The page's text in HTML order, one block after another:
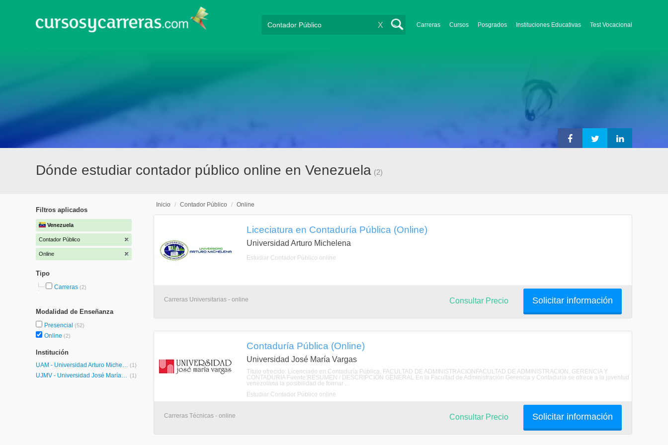
Carreras Cursos Posgrados Instituciones Educativas Test Vocacional
X
Dónde estudiar contador público online en Venezuela (2)
Filtros aplicados
Venezuela
Contador Público
Online
Tipo
Carreras (2)
Modalidad de Enseñanza
Presencial (52)
Online (2)
Institución
UAM - Universidad Arturo Michelena (1)
UJMV - Universidad José María Vargas (1)
Inicio / Contador Público / Online
Liceciatura en Contaduría Pública (Online)
Universidad Arturo Michelena
Estudiar Contador Público online
Carreras Universitarias - online Solicitar información
Consultar Precio
Contaduría Pública (Online)
Universidad José María Vargas
Título ofrecido: Licenciado en Contaduría Pública. FACULTAD DE ADMINISTRACIONFACULTAD DE ADMINISTRACION, GERENCIA Y
CONTADURIA Fuente:RESUMEN / DESCRIPCIÓN GENERAL En la Facultad de Administración Gerencia y Contaduría se ofrece a la juventud
venezolana la posibilidad de formar ...
Estudiar Contador Público online
Carreras Técnicas - online Solicitar información
Consultar Precio